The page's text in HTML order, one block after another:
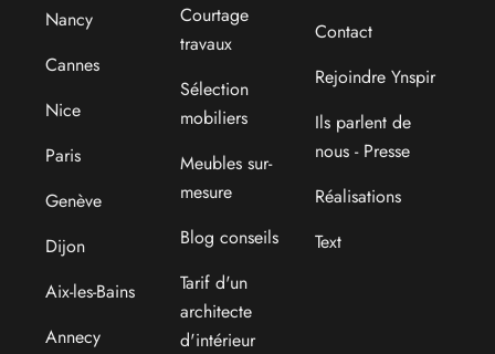
Nancy
Cannes
Nice
Paris
Genève
Dijon
Aix-les-Bains
Annecy
Courtage
travaux
Sélection
mobiliers
Meubles sur-
mesure
Blog conseils
Tarif d'un
architecte
d'intérieur
Contact
Rejoindre Ynspir
Ils parlent de
nous - Presse
Réalisations
Text